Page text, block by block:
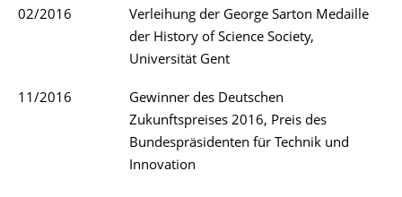
02/2016
Verleihung der George Sarton Medaille
der History of Science Society,
Universität Gent
11/2016
Gewinner des Deutschen
Zukunftspreises 2016, Preis des
Bundespräsidenten für Technik und
Innovation